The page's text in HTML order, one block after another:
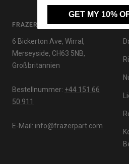
FRAZERPART
6 Bickerton Ave, Wirral,
Merseyside, CH63 5NB,
Großbritannien
Bestellnummer: +44 151 66
50 911
E-Mail: info@frazerpart.com
GET MY 10%